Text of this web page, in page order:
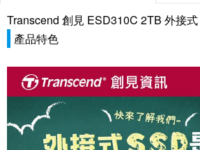
Transcend 創見 ESD310C 2TB 外接
產品特色